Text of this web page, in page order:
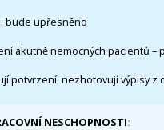
bude upřesněno
akutně nemocných pacientů
potvrzení, nezhotovují výpisy z
NESCHOPNOSTI: